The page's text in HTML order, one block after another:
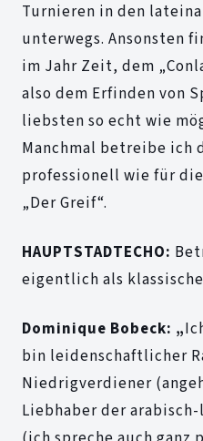
Turnieren in den
unterwegs. Ansonsten
im Jahr Zeit, dem
also dem Erfinden von
liebsten so echt wie
Manchmal betreibe ich
professionell wie für
„Der Greif“.
HAUPTSTADTECHO:
eigentlich als
Dominique Bobeck: „
bin leidenschaftlicher
Niedrigverdiener
Liebhaber der